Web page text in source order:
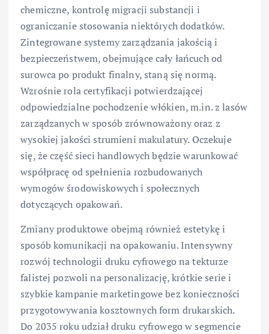
chemiczne, kontrolę migracji substancji i
ograniczanie stosowania niektórych dodatków.
Zintegrowane systemy zarządzania jakością i
bezpieczeństwem, obejmujące cały łańcuch od
surowca po produkt finalny, staną się normą.
Wzrośnie rola certyfikacji potwierdzającej
odpowiedzialne pochodzenie włókien, m.in. z lasów
zarządzanych w sposób zrównoważony oraz z
wysokiej jakości strumieni makulatury. Oczekuje
się, że część sieci handlowych będzie warunkować
współpracę od spełnienia rozbudowanych
wymogów środowiskowych i społecznych
dotyczących opakowań.
Zmiany produktowe obejmą również estetykę i
sposób komunikacji na opakowaniu. Intensywny
rozwój technologii druku cyfrowego na tekturze
falistej pozwoli na personalizację, krótkie serie i
szybkie kampanie marketingowe bez konieczności
przygotowywania kosztownych form drukarskich.
Do 2035 roku udział druku cyfrowego w segmencie